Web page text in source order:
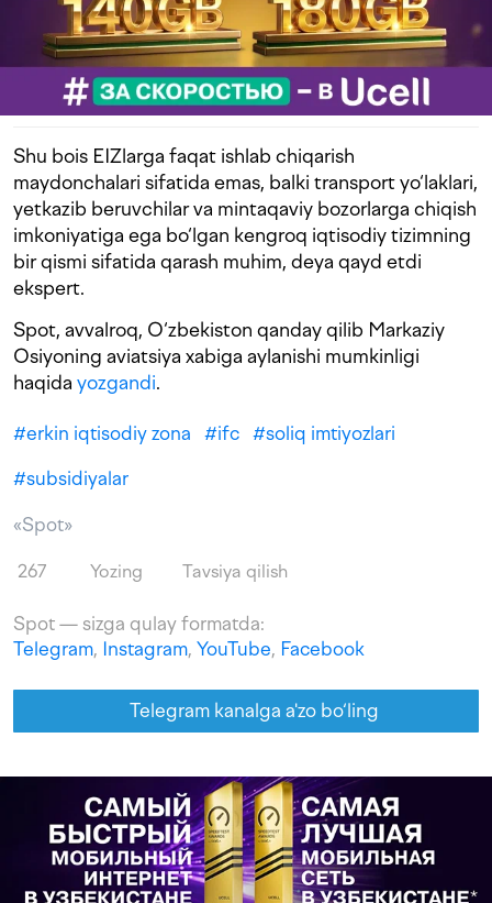
Shu bois EIZlarga faqat ishlab chiqarish
maydonchalari sifatida emas, balki transport yo‘laklari,
yetkazib beruvchilar va mintaqaviy bozorlarga chiqish
imkoniyatiga ega bo‘lgan kengroq iqtisodiy tizimning
bir qismi sifatida qarash muhim, deya qayd etdi
ekspert.
Spot, avvalroq, O‘zbekiston qanday qilib Markaziy
Osiyoning aviatsiya xabiga aylanishi mumkinligi
haqida yozgandi.
#erkin iqtisodiy zona #ifc #soliq imtiyozlari
#subsidiyalar
«Spot»
267 Yozing Tavsiya qilish
Spot — sizga qulay formatda:
Telegram, Instagram, YouTube, Facebook
Telegram kanalga a'zo bo‘ling